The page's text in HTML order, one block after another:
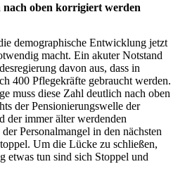
nach oben korrigiert werden
demographische Entwicklung jetzt
macht. Ein akuter Notstand
davon aus, dass in
400 Pflegekräfte gebraucht werden.
muss diese Zahl deutlich nach oben
der Pensionierungswelle der
der immer älter werdenden
Personalmangel in den nächsten
Um die Lücke zu schließen,
etwas tun sind sich Stoppel und